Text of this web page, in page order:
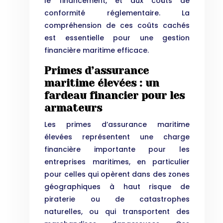
conformité réglementaire. La
compréhension de ces coûts cachés
est essentielle pour une gestion
financière maritime efficace.
Primes d’assurance
maritime élevées : un
fardeau financier pour les
armateurs
Les primes d’assurance maritime
élevées représentent une charge
financière importante pour les
entreprises maritimes, en particulier
pour celles qui opèrent dans des zones
géographiques à haut risque de
piraterie ou de catastrophes
naturelles, ou qui transportent des